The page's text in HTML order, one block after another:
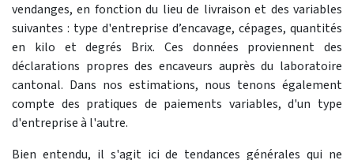
vendanges, en fonction du lieu de livraison et des variables
suivantes : type d'entreprise d’encavage, cépages, quantités
en kilo et degrés Brix. Ces données proviennent des
déclarations propres des encaveurs auprès du laboratoire
cantonal. Dans nos estimations, nous tenons également
compte des pratiques de paiements variables, d'un type
d'entreprise à l'autre.
Bien entendu, il s'agit ici de tendances générales qui ne